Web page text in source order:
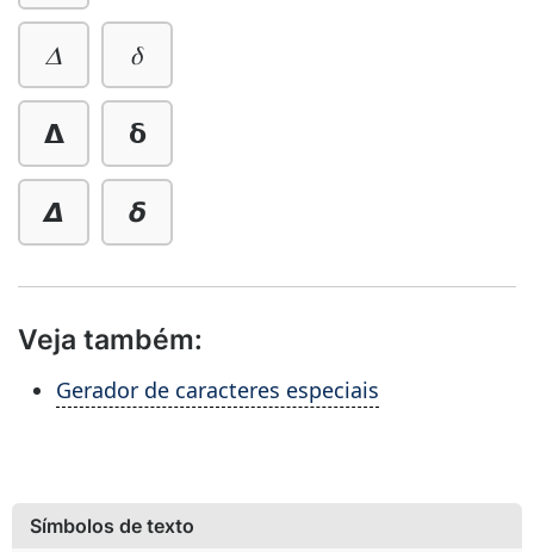
𝛥 𝛿
𝝙 𝝳
𝞓 𝞭
Veja também:
Gerador de caracteres especiais
Símbolos de texto